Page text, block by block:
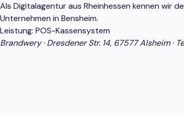
Als Digitalagentur aus Rheinhessen kennen wir
Unternehmen in Bensheim.
Leistung: POS-Kassensystem
Brandwery · Dresdener Str. 14, 67577 Alsheim ·